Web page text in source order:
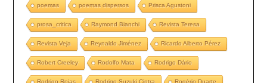
poemas poemas dispersos Prisca Agustoni
prosa_critica Raymond Bianchi Revista Teresa
Revista Veja Reynaldo Jiménez Ricardo Alberto Pérez
Robert Creeley Rodolfo Mata Rodrigo Dário
Rodrigo Rojas Rodrigo Suzuki Cintra Rogério Duarte